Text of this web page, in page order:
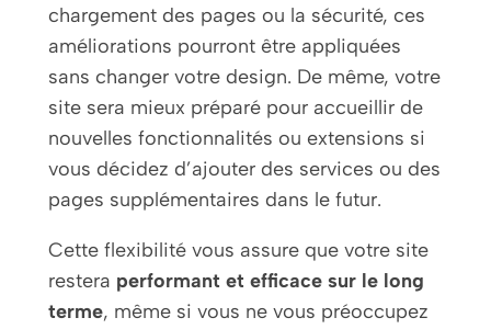
chargement des pages ou la sécurité, ces
améliorations pourront être appliquées
sans changer votre design. De même, votre
site sera mieux préparé pour accueillir de
nouvelles fonctionnalités ou extensions si
vous décidez d’ajouter des services ou des
pages supplémentaires dans le futur.
Cette flexibilité vous assure que votre site
restera performant et efficace sur le long
terme, même si vous ne vous préoccupez